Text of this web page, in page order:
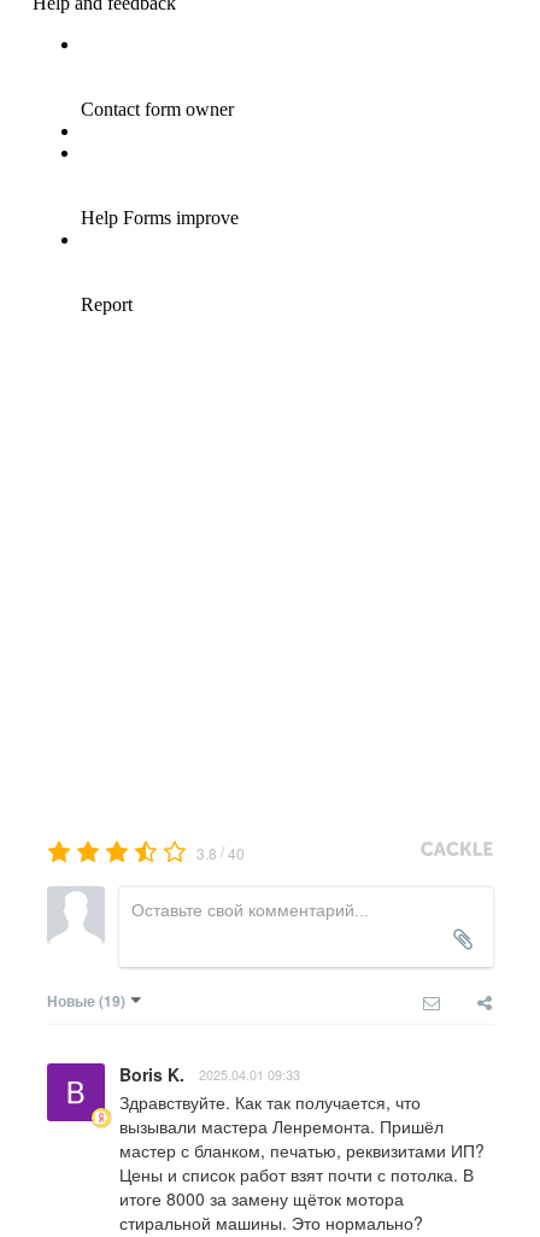
3.8 /40
Новые (19)
Boris K. 2025.04.01 09:33
Здравствуйте. Как так получается, что
вызывали мастера Ленремонта. Пришёл
мастер с бланком, печатью, реквизитами ИП?
Цены и список работ взят почти с потолка. В
итоге 8000 за замену щёток мотора
стиральной машины. Это нормально?